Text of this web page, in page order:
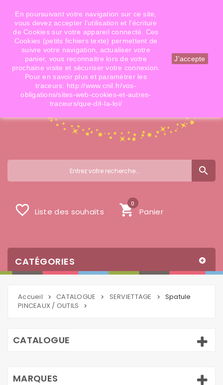
Téléphone: 06 09 14 02 79 Email: info@doigtsdefees.com
Mon compte
search
shopping_cart Panier
0
favorite_border Liste des souhaits
CATÉGORIES
Accueil > CATALOGUE > SERVIETTAGE
>
PINCEAUX / OUTILS
>
Spatule
CATALOGUE
MARQUES
En poursuivant votre navigation sur ce site,
vous devez accepter l’utilisation et l'écriture
de Cookies sur votre appareil connecté. Ces
Cookies (petits fichiers texte) permettent de
suivre votre navigation, actualiser votre
panier, vous reconnaitre lors de votre
prochaine visite et sécuriser votre connexion.
Pour en savoir plus et paramétrer les
traceurs: http://www.cnil.fr/vos-
obligations/sites-web-cookies-et-autres-
traceurs/que-dit-la-loi/
J'accepte